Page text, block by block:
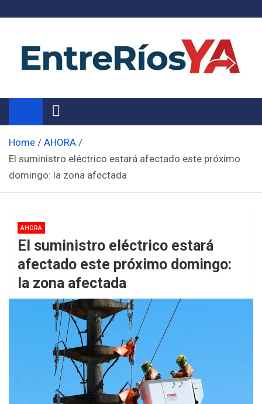
Noticias de Entre Ríos
Información de toda la provincia ahora
Home
AHORA
El suministro eléctrico estará afectado este próximo
domingo: la zona afectada
AHORA
El suministro eléctrico estará
afectado este próximo domingo:
la zona afectada